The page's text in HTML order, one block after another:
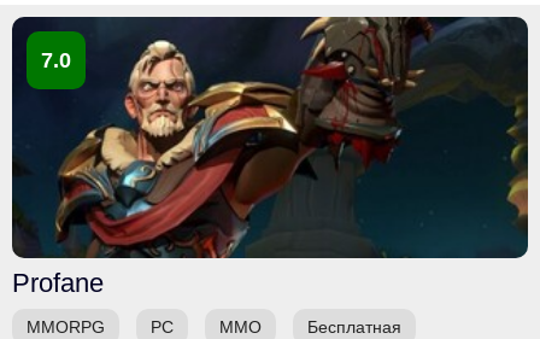
7.0
Profane
MMORPG PC ММО Бесплатная